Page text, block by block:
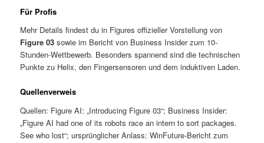
Für Profis
Mehr Details findest du in Figures offizieller Vorstellung von
Figure 03 sowie im Bericht von Business Insider zum 10-
Stunden-Wettbewerb. Besonders spannend sind die technischen
Punkte zu Helix, den Fingersensoren und dem induktiven Laden.
Quellenverweis
Quellen: Figure AI: „Introducing Figure 03“; Business Insider:
„Figure AI had one of its robots race an intern to sort packages.
See who lost“; ursprünglicher Anlass: WinFuture-Bericht zum